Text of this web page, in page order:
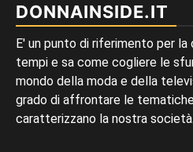
DONNAINSIDE.IT
E' un punto di riferimento per la
tempi e sa come cogliere le
mondo della moda e della
grado di affrontare le
caratterizzano la nostra società.